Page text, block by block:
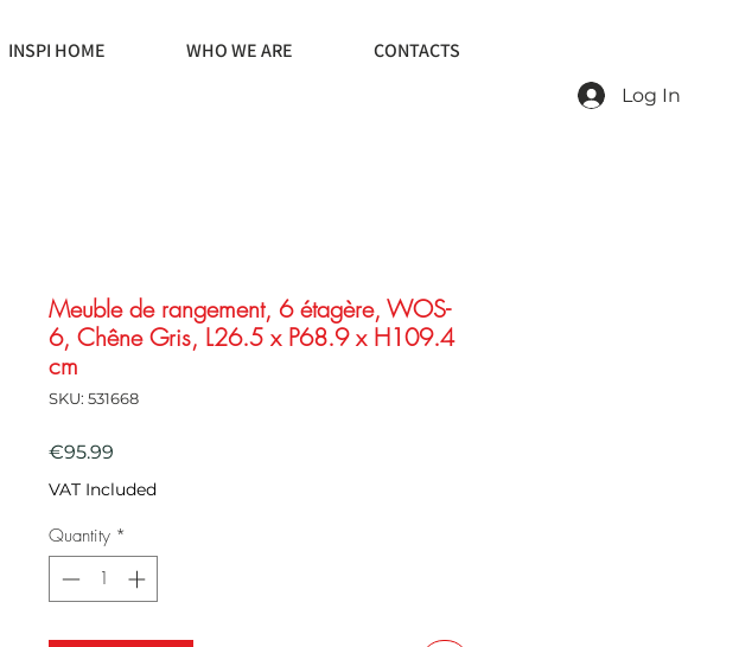
INSPI HOME WHO WE ARE CONTACTS
Log In
Meuble de rangement, 6 étagère, WOS-
6, Chêne Gris, L26.5 x P68.9 x H109.4
cm
SKU: 531668
€95.99
VAT Included
Quantity *